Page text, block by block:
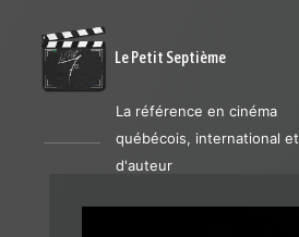
Le Petit Septième
La référence en cinéma
québécois, international et
d'auteur